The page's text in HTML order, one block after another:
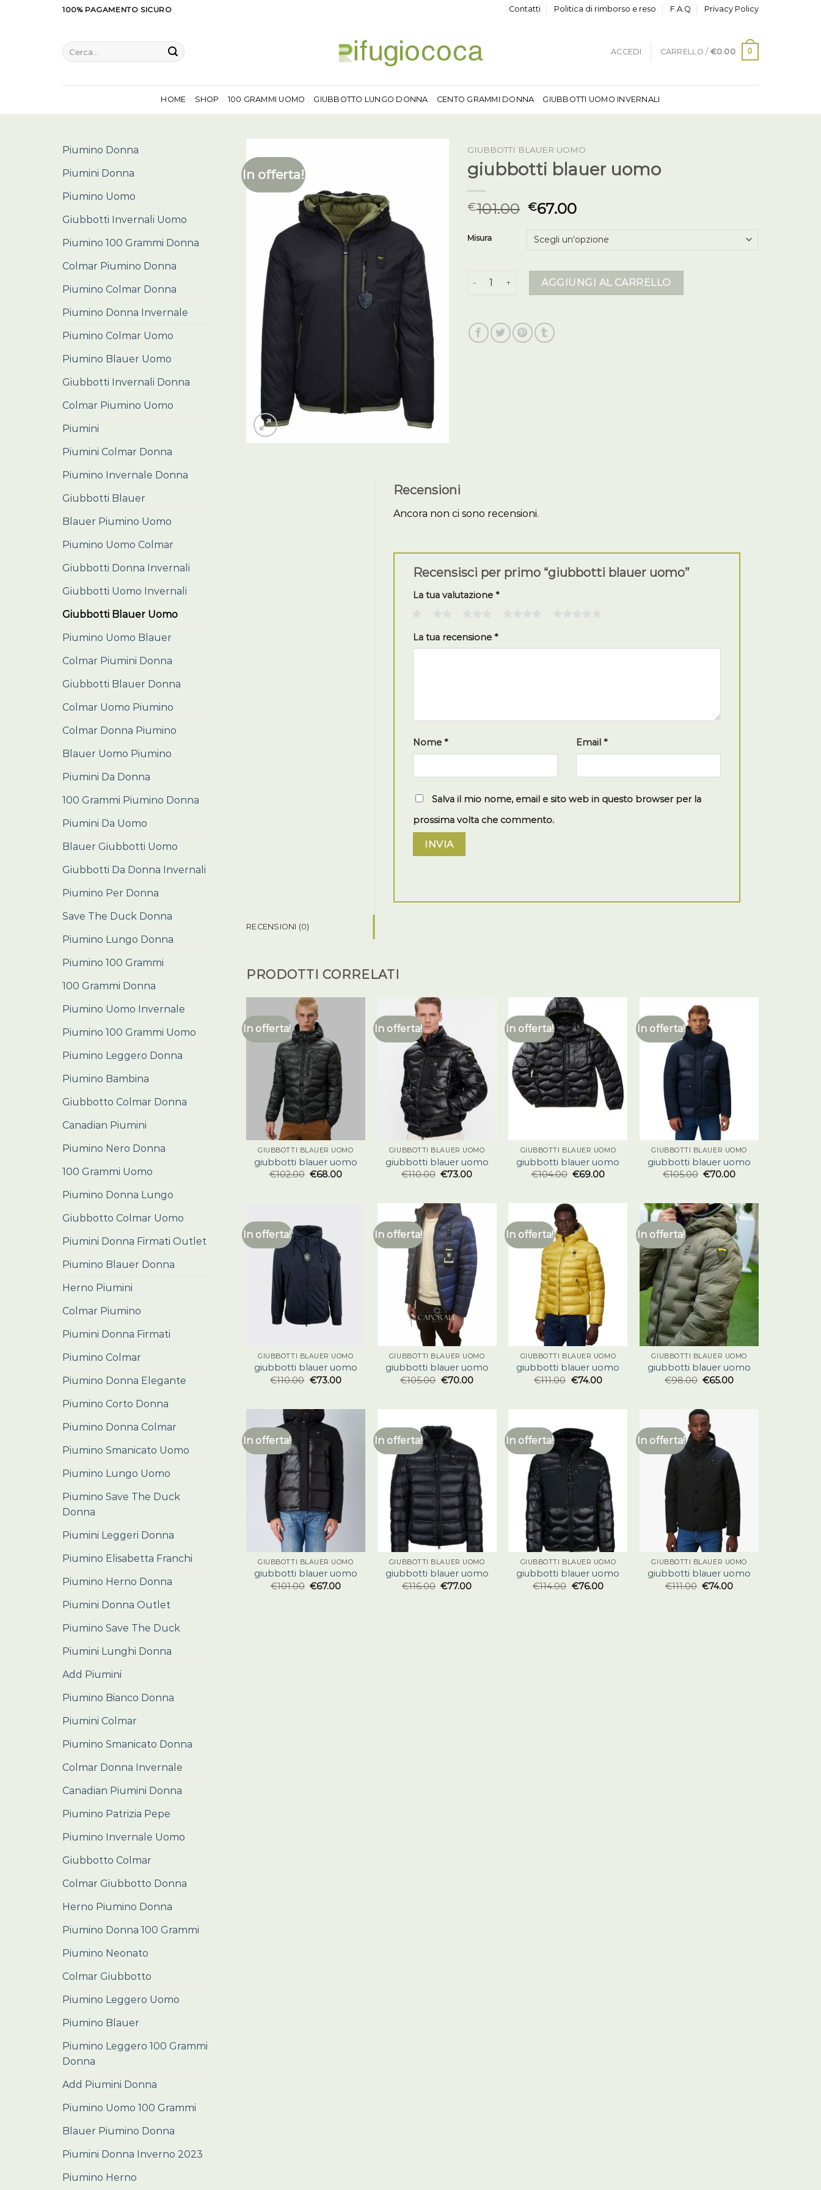
100% PAGAMENTO SICURO Contatti Politica di rimborso e reso F.A.Q Privacy Policy
Cerca:
ACCEDI CARRELLO / €0.00 0
HOME SHOP 100 GRAMMI UOMO GIUBBOTTO LUNGO DONNA CENTO GRAMMI DONNA GIUBBOTTI UOMO INVERNALI
Piumino Donna
Piumini Donna
Piumino Uomo
Giubbotti Invernali Uomo
Piumino 100 Grammi Donna
Colmar Piumino Donna
Piumino Colmar Donna
Piumino Donna Invernale
Piumino Colmar Uomo
Piumino Blauer Uomo
Giubbotti Invernali Donna
Colmar Piumino Uomo
Piumini
Piumini Colmar Donna
Piumino Invernale Donna
Giubbotti Blauer
Blauer Piumino Uomo
Piumino Uomo Colmar
Giubbotti Donna Invernali
Giubbotti Uomo Invernali
Giubbotti Blauer Uomo
Piumino Uomo Blauer
Colmar Piumini Donna
Giubbotti Blauer Donna
Colmar Uomo Piumino
Colmar Donna Piumino
Blauer Uomo Piumino
Piumini Da Donna
100 Grammi Piumino Donna
Piumini Da Uomo
Blauer Giubbotti Uomo
Giubbotti Da Donna Invernali
Piumino Per Donna
Save The Duck Donna
Piumino Lungo Donna
Piumino 100 Grammi
100 Grammi Donna
Piumino Uomo Invernale
Piumino 100 Grammi Uomo
Piumino Leggero Donna
Piumino Bambina
Giubbotto Colmar Donna
Canadian Piumini
Piumino Nero Donna
100 Grammi Uomo
Piumino Donna Lungo
Giubbotto Colmar Uomo
Piumini Donna Firmati Outlet
Piumino Blauer Donna
Herno Piumini
Colmar Piumino
Piumini Donna Firmati
Piumino Colmar
Piumino Donna Elegante
Piumino Corto Donna
Piumino Donna Colmar
Piumino Smanicato Uomo
Piumino Lungo Uomo
Piumino Save The Duck
Donna
Piumini Leggeri Donna
Piumino Elisabetta Franchi
Piumino Herno Donna
Piumini Donna Outlet
Piumino Save The Duck
Piumini Lunghi Donna
Add Piumini
Piumino Bianco Donna
Piumini Colmar
Piumino Smanicato Donna
Colmar Donna Invernale
Canadian Piumini Donna
Piumino Patrizia Pepe
Piumino Invernale Uomo
Giubbotto Colmar
Colmar Giubbotto Donna
Herno Piumino Donna
Piumino Donna 100 Grammi
Piumino Neonato
Colmar Giubbotto
Piumino Leggero Uomo
Piumino Blauer
Piumino Leggero 100 Grammi
Donna
Add Piumini Donna
Piumino Uomo 100 Grammi
Blauer Piumino Donna
Piumini Donna Inverno 2023
Piumino Herno
In offerta!
GIUBBOTTI BLAUER UOMO
giubbotti blauer uomo
€101.00 €67.00
Misura
giubbotti blauer uomo quantità
AGGIUNGI AL CARRELLO
RECENSIONI (0)
Recensioni
Ancora non ci sono recensioni.
Recensisci per primo “giubbotti blauer uomo”
La tua valutazione *
La tua recensione *
Nome * Email *
Salva il mio nome, email e sito web in questo browser per la
prossima volta che commento.
PRODOTTI CORRELATI
In offerta!
GIUBBOTTI BLAUER UOMO
giubbotti blauer uomo
€102.00 €68.00
In offerta!
GIUBBOTTI BLAUER UOMO
giubbotti blauer uomo
€110.00 €73.00
In offerta!
GIUBBOTTI BLAUER UOMO
giubbotti blauer uomo
€104.00 €69.00
In offerta!
GIUBBOTTI BLAUER UOMO
giubbotti blauer uomo
€105.00 €70.00
In offerta!
GIUBBOTTI BLAUER UOMO
giubbotti blauer uomo
€110.00 €73.00
In offerta!
GIUBBOTTI BLAUER UOMO
giubbotti blauer uomo
€105.00 €70.00
In offerta!
GIUBBOTTI BLAUER UOMO
giubbotti blauer uomo
€111.00 €74.00
In offerta!
GIUBBOTTI BLAUER UOMO
giubbotti blauer uomo
€98.00 €65.00
In offerta!
GIUBBOTTI BLAUER UOMO
giubbotti blauer uomo
€101.00 €67.00
In offerta!
GIUBBOTTI BLAUER UOMO
giubbotti blauer uomo
€116.00 €77.00
In offerta!
GIUBBOTTI BLAUER UOMO
giubbotti blauer uomo
€114.00 €76.00
In offerta!
GIUBBOTTI BLAUER UOMO
giubbotti blauer uomo
€111.00 €74.00